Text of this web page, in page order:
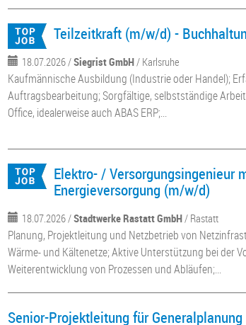
Teilzeitkraft (m/w/d) -
18.07.2026 /Siegrist GmbH/ Karlsruhe
Kaufmännische Ausbildung (Industrie oder Handel);
Auftragsbearbeitung; Sorgfältige, selbstständige
Office, idealerweise auch ABAS ERP;...
Elektro- / Versorgungsingenieur
Energieversorgung (m/w/d)
18.07.2026 /Stadtwerke Rastatt GmbH/ Rastatt
Planung, Projektleitung und Netzbetrieb von
Wärme- und Kältenetze; Aktive Unterstützung bei der
Weiterentwicklung von Prozessen und Abläufen;...
Senior-Projektleitung für